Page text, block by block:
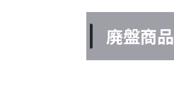
廃盤商品